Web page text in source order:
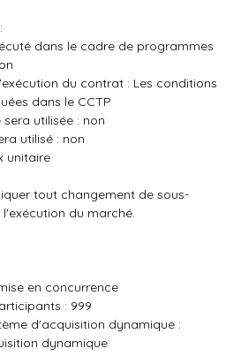
dans le cadre de programmes
du contrat : Les conditions
dans le CCTP
utilisée : non
utilisé : non
unitaire
tout changement de sous-
du marché.
en concurrence
: 999
d'acquisition dynamique :
dynamique